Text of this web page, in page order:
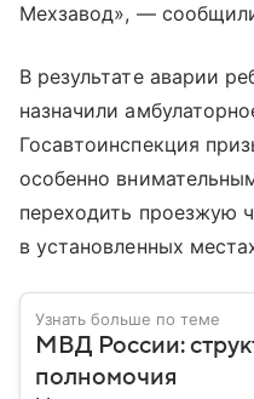
Мехзавод», —
В результате аварии
назначили
Госавтоинспекция
особенно
переходить проезжую
в установленных
Узнать больше по теме
МВД России:
полномочия